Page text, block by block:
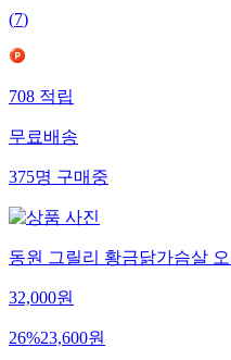
(7)
708적립
무료배송
375명구매중
동원 그릴리 황금닭가슴살
32,000원
26%23,600원